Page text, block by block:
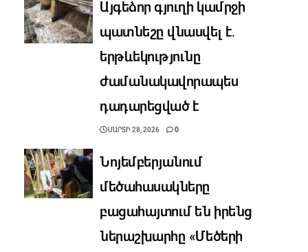
Այգեձոր գյուղի կամրջի
պատնեշը վնասվել է․
երթևեկությունը
ժամանակավորապես
դադարեցված է
ՄԱՐՏԻ 28, 2026 0
Նոյեմբերյանում
մեծահասակները
բացահայտում են իրենց
ներաշխարհը «Մեծերի